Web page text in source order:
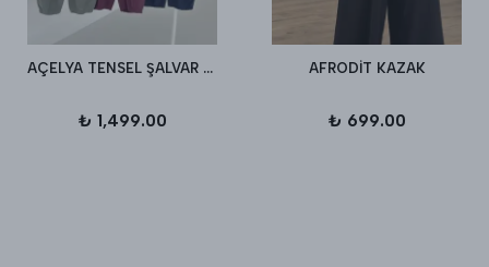
AÇELYA TENSEL ŞALVAR PANTALON
₺ 1,499.00
AFRODİT KAZAK
₺ 699.00